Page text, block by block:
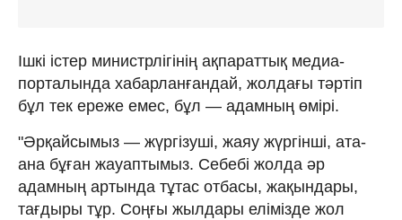
Ішкі істер министрлігінің ақпараттық медиа-
порталында хабарланғандай, жолдағы тәртіп
бұл тек ереже емес, бұл — адамның өмірі.
"Әрқайсымыз — жүргізуші, жаяу жүргінші, ата-
ана бұған жауаптымыз. Себебі жолда әр
адамның артында тұтас отбасы, жақындары,
тағдыры тұр. Соңғы жылдары елімізде жол